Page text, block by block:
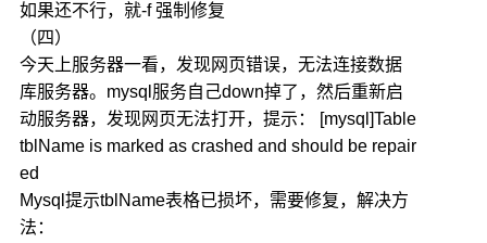
如果还不行，就-f 强制修复
（四）
今天上服务器一看，发现网页错误，无法连接数据
库服务器。mysql服务自己down掉了，然后重新启
动服务器，发现网页无法打开，提示： [mysql]Table
tblName is marked as crashed and should be repair
ed
Mysql提示tblName表格已损坏，需要修复，解决方
法：